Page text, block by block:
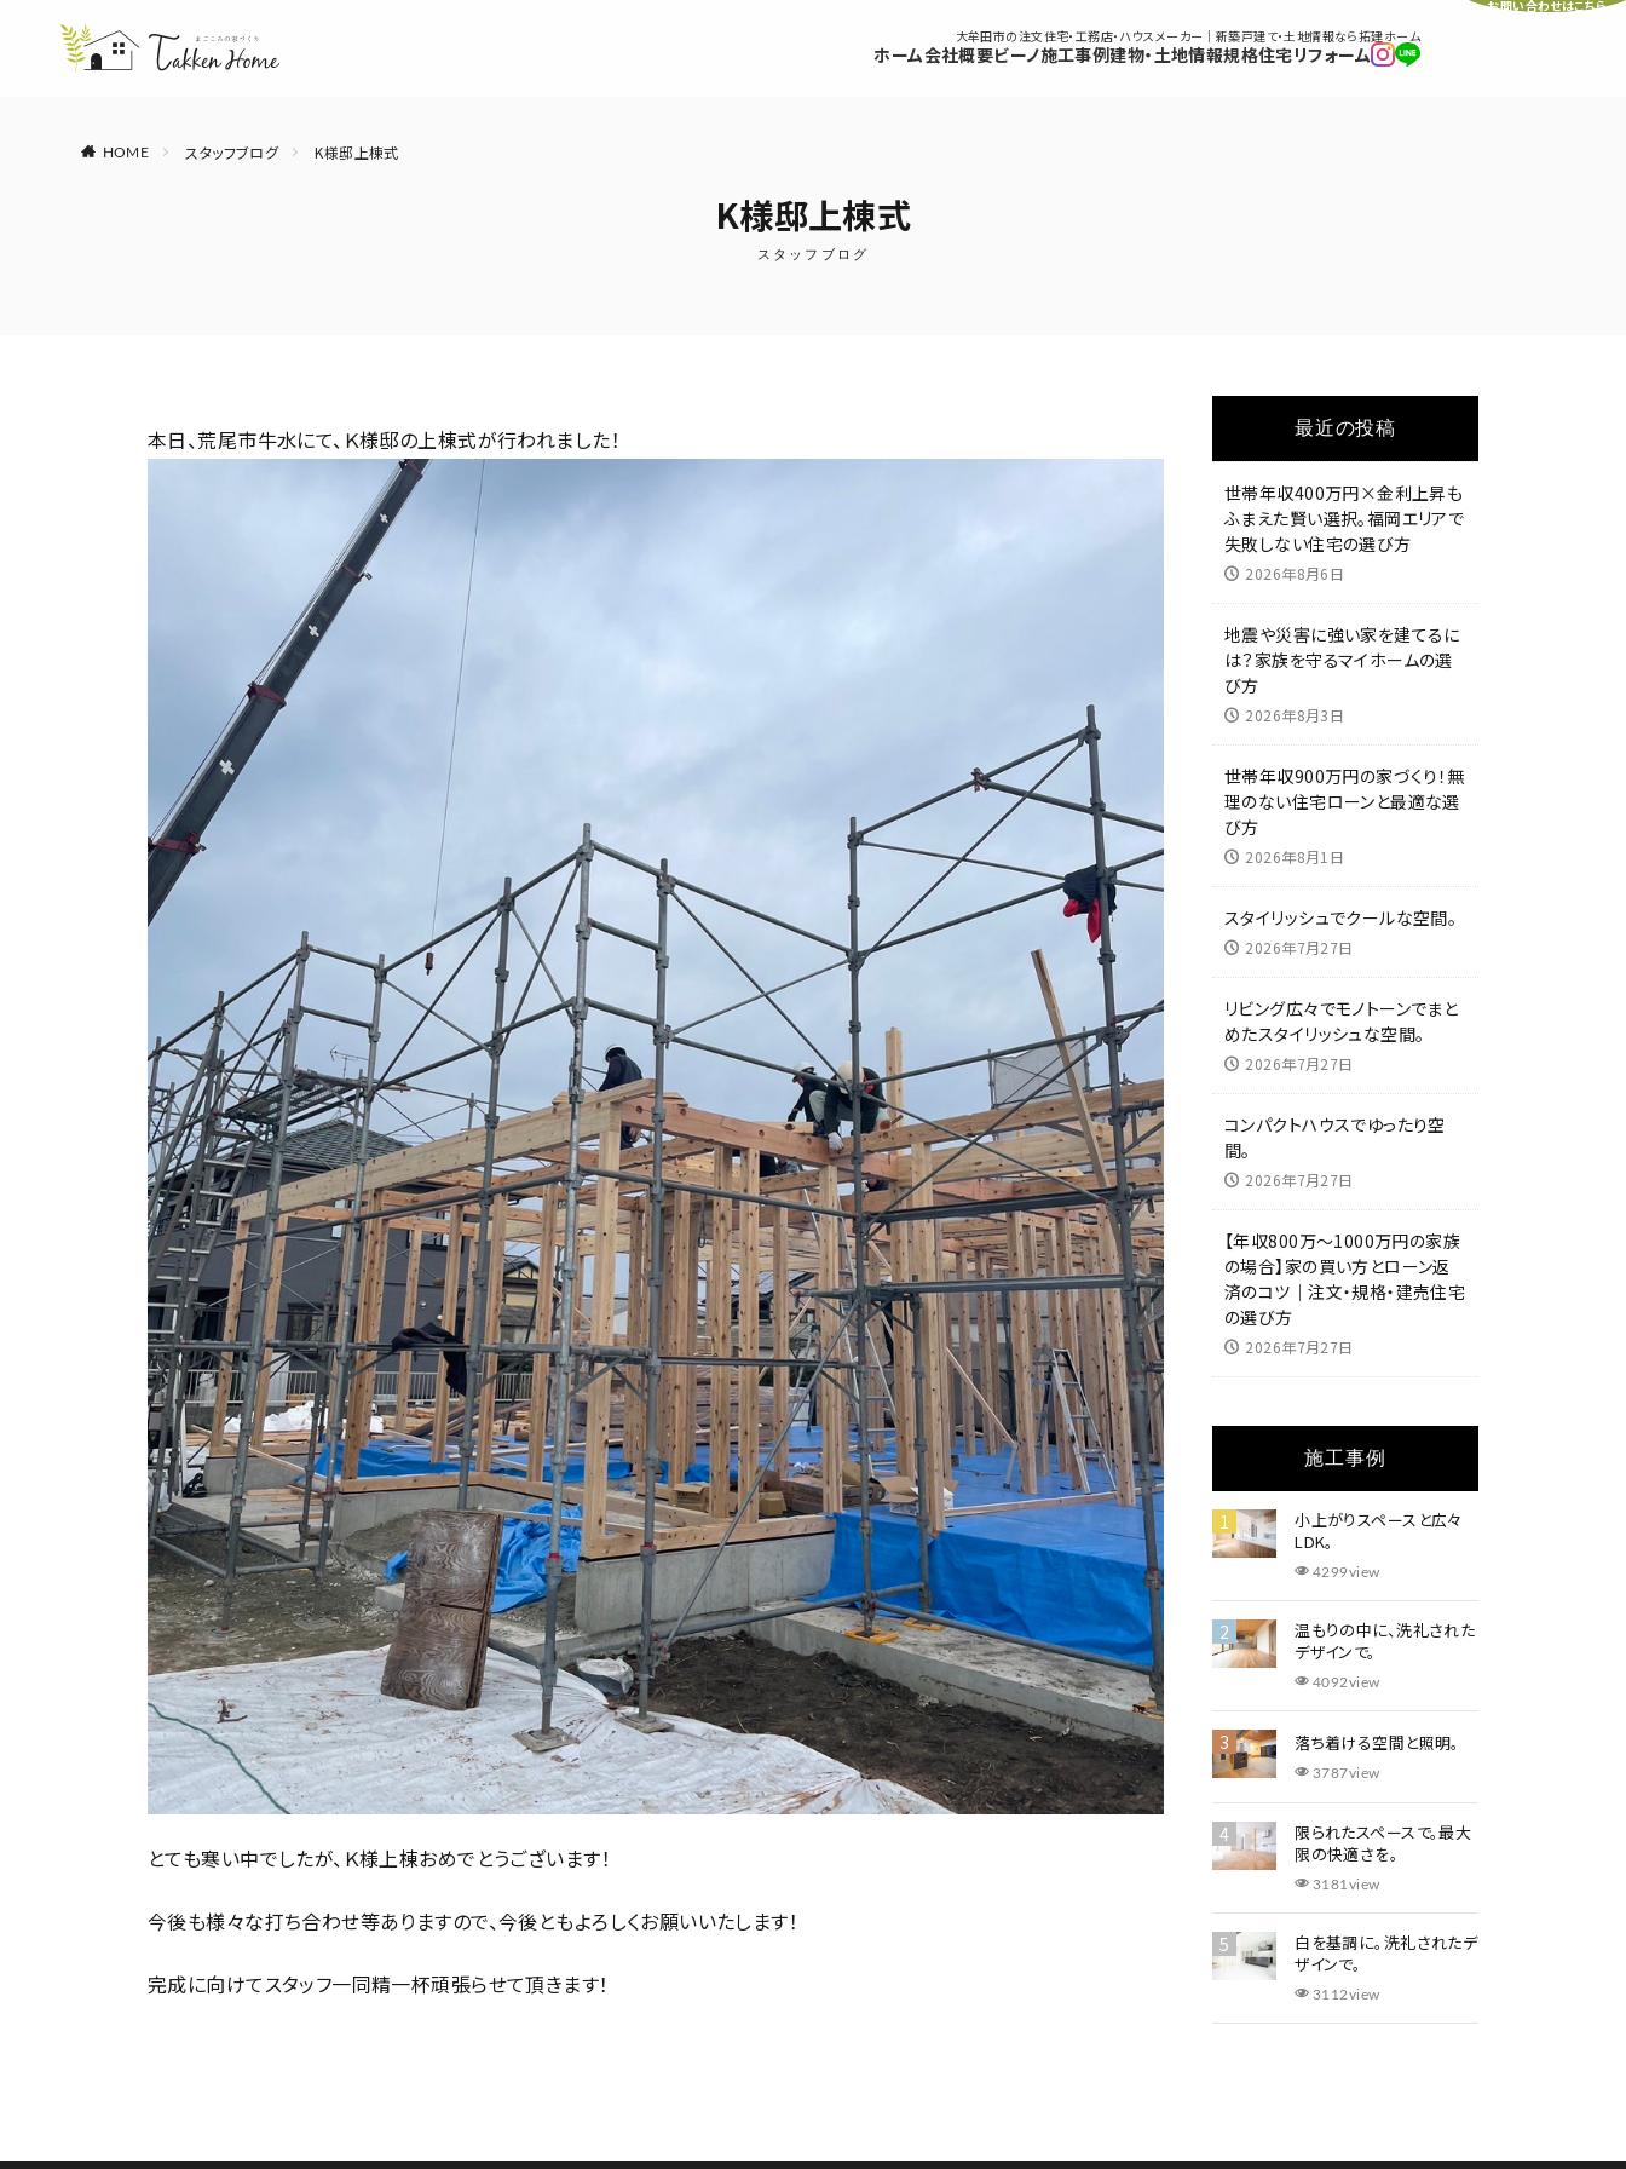
大牟田市の注文住宅・工務店・ハウスメーカー｜新築戸建て・土地情報なら拓建ホーム
ホーム会社概要ビーノ施工事例建物・土地情報規格住宅リフォーム
お問い合わせはこちら
HOME スタッフブログ K様邸上棟式
K様邸上棟式
スタッフブログ
本日、荒尾市牛水にて、Ｋ様邸の上棟式が行われました！
とても寒い中でしたが、Ｋ様上棟おめでとうございます！
今後も様々な打ち合わせ等ありますので、今後ともよろしくお願いいたします！
完成に向けてスタッフ一同精一杯頑張らせて頂きます！
最近の投稿
世帯年収400万円×金利上昇も
ふまえた賢い選択。福岡エリアで
失敗しない住宅の選び方
2026年8月6日
地震や災害に強い家を建てるに
は？家族を守るマイホームの選
び方
2026年8月3日
世帯年収900万円の家づくり！無
理のない住宅ローンと最適な選
び方
2026年8月1日
スタイリッシュでクールな空間。
2026年7月27日
リビング広々でモノトーンでまと
めたスタイリッシュな空間。
2026年7月27日
コンパクトハウスでゆったり空
間。
2026年7月27日
【年収800万～1000万円の家族
の場合】家の買い方とローン返
済のコツ｜注文・規格・建売住宅
の選び方
2026年7月27日
施工事例
小上がりスペースと広々
LDK。
4299view
温もりの中に、洗礼された
デザインで。
4092view
落ち着ける空間と照明。
3787view
​限られたスペースで。最大
限の快適さを。
3181view
白を基調に。洗礼されたデ
ザインで。
3112view